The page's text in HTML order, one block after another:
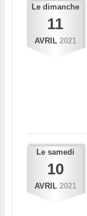
Le dimanche
11
AVRIL 2021
Le samedi
10
AVRIL 2021